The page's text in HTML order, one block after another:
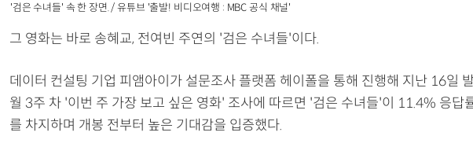
'검은 수녀들' 속 한 장면. / 유튜브 '출발! 비디오여행 : MBC 공식 채널'
그 영화는 바로 송혜교, 전여빈 주연의 '검은 수녀들'이다.
데이터 컨설팅 기업 피앰아이가 설문조사 플랫폼 헤이폴을 통해 진행해 지난 16일
월 3주 차 '이번 주 가장 보고 싶은 영화' 조사에 따르면 '검은 수녀들'이 11.4% 응답
를 차지하며 개봉 전부터 높은 기대감을 입증했다.